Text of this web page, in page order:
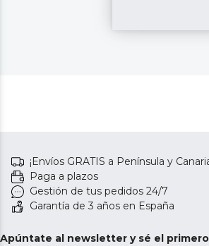
¡Envíos GRATIS a Península y
Paga a plazos
Gestión de tus pedidos 24/7
Garantía de 3 años en España
Apúntate al newsletter y sé el